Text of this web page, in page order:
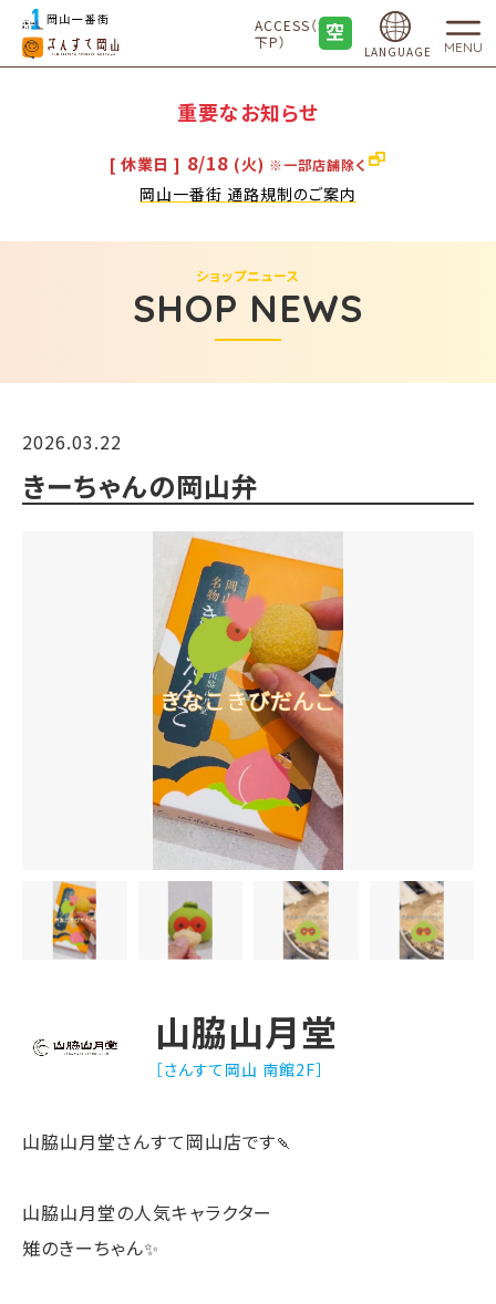
ACCESS（地
下P）
LANGUAGE MENU
重要なお知らせ
[ 休業日 ] 8/18 (火) ※一部店舗除く
岡山一番街 通路規制のご案内
SHOP NEWS
ショップニュース
2026.03.22
きーちゃんの岡山弁
山脇山月堂
［さんすて岡山 南館2F］
山脇山月堂さんすて岡山店です🍡
山脇山月堂の人気キャラクター
雉のきーちゃん✨